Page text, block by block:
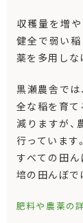
収穫量を増
健全で弱い
薬を多用しな
黒瀬農舎で
全な稲を育て
減りますが
行っています。
すべての田
培の田んぼで
肥料や農薬の